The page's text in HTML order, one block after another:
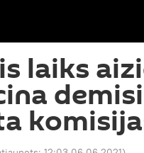
laiks